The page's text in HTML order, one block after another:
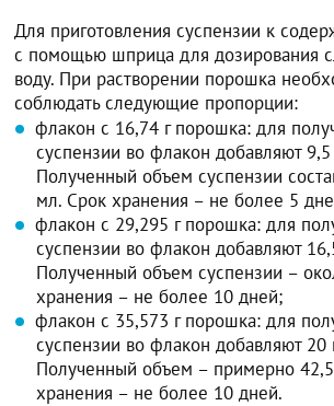
Для приготовления суспензии к
с помощью шприца для дозирования
воду. При растворении порошка
соблюдать следующие пропорции:
флакон с 16,74 г порошка: для
суспензии во флакон добавляют
Полученный объем суспензии
мл. Срок хранения – не более 5
флакон с 29,295 г порошка: для
суспензии во флакон добавляют
Полученный объем суспензии –
хранения – не более 10 дней;
флакон с 35,573 г порошка: для
суспензии во флакон добавляют
Полученный объем – примерно
хранения – не более 10 дней.